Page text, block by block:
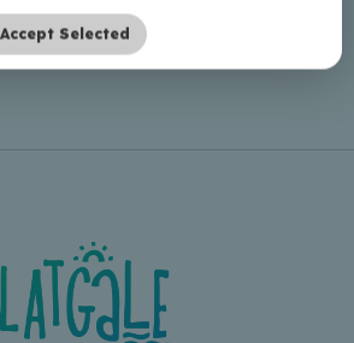
Selected